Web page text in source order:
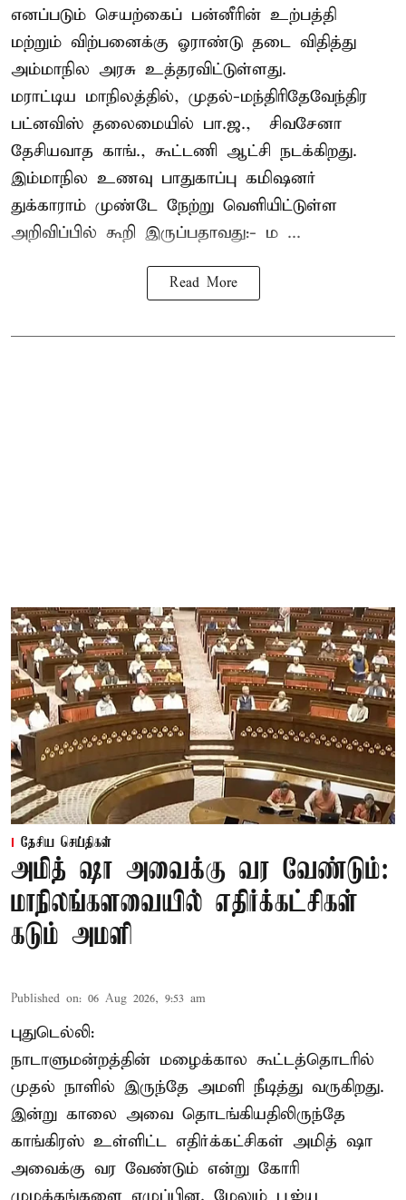
எனப்படும் செயற்கைப் பன்னீரின் உற்பத்தி
மற்றும் விற்பனைக்கு ஓராண்டு தடை விதித்து
அம்மாநில அரசு உத்தரவிட்டுள்ளது.
மராட்டிய மாநிலத்தில், முதல்-மந்திரிதேவேந்திர
பட்னவிஸ் தலைமையில் பா.ஜ., – சிவசேனா –
தேசியவாத காங்., கூட்டணி ஆட்சி நடக்கிறது.
இம்மாநில உணவு பாதுகாப்பு கமிஷனர்
துக்காராம் முண்டே நேற்று வெளியிட்டுள்ள
அறிவிப்பில் கூறி இருப்பதாவது:- ம ...
Read More
தேசிய செய்திகள்
அமித் ஷா அவைக்கு வர வேண்டும்:
மாநிலங்களவையில் எதிர்க்கட்சிகள்
கடும் அமளி
Published on: 06 Aug 2026, 9:53 am
புதுடெல்லி:
நாடாளுமன்றத்தின் மழைக்கால கூட்டத்தொடரில்
முதல் நாளில் இருந்தே அமளி நீடித்து வருகிறது.
இன்று காலை அவை தொடங்கியதிலிருந்தே
காங்கிரஸ் உள்ளிட்ட எதிர்க்கட்சிகள் அமித் ஷா
அவைக்கு வர வேண்டும் என்று கோரி
முழக்கங்களை எழுப்பின. மேலும் பூஜ்ய